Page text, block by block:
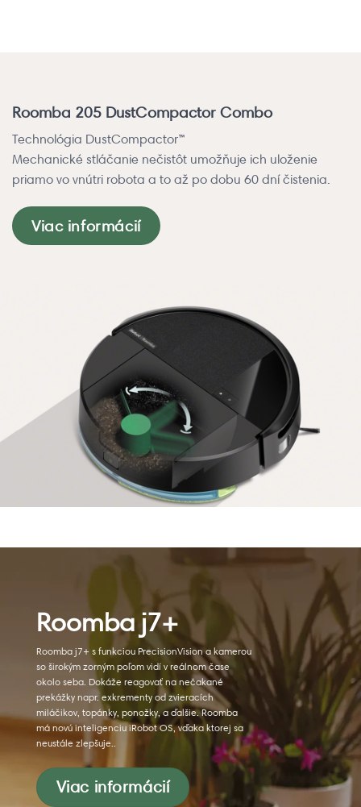
Roomba 205 DustCompactor Combo
Technológia DustCompactor™
Mechanické stláčanie nečistôt umožňuje ich uloženie
priamo vo vnútri robota a to až po dobu 60 dní čistenia.
Viac informácií
Roomba j7+
Roomba j7+ s funkciou PrecisionVision a kamerou
so širokým zorným poľom vidí v reálnom čase
okolo seba. Dokáže reagovať na nečakané
prekážky napr. exkrementy od zvieracích
miláčikov, topánky, ponožky, a ďalšie. Roomba
má novú inteligenciu iRobot OS, vďaka ktorej sa
neustále zlepšuje..
Viac informácií